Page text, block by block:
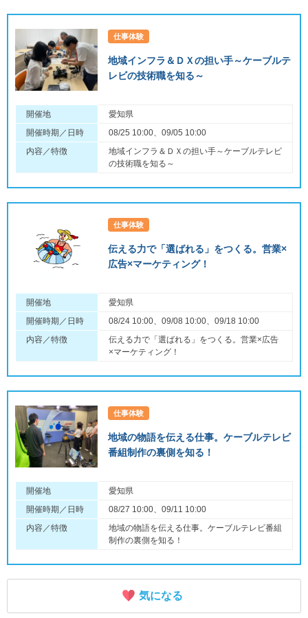
仕事体験
地域インフラ＆ＤＸの担い手～ケーブルテ
レビの技術職を知る～
開催地
愛知県
開催時期／日時
08/25 10:00、09/05 10:00
内容／特徴
地域インフラ＆ＤＸの担い手～ケーブルテレビ
の技術職を知る～
仕事体験
伝える力で「選ばれる」をつくる。営業×
広告×マーケティング！
開催地
愛知県
開催時期／日時
08/24 10:00、09/08 10:00、09/18 10:00
内容／特徴
伝える力で「選ばれる」をつくる。営業×広告
×マーケティング！
仕事体験
地域の物語を伝える仕事。ケーブルテレビ
番組制作の裏側を知る！
開催地
愛知県
開催時期／日時
08/27 10:00、09/11 10:00
内容／特徴
地域の物語を伝える仕事。ケーブルテレビ番組
制作の裏側を知る！
気になる